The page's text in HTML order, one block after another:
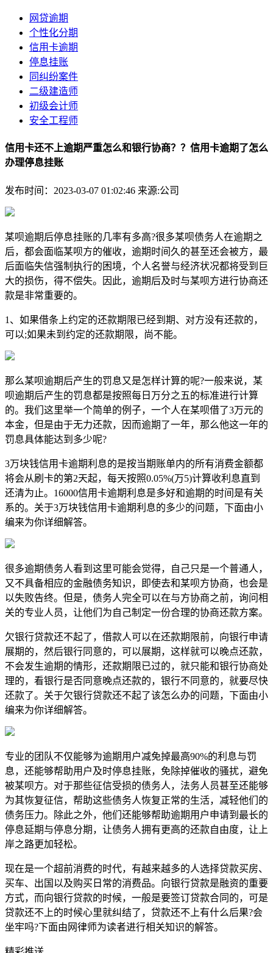
网贷逾期
个性化分期
信用卡逾期
停息挂账
同纠纷案件
二级建造师
初级会计师
安全工程师
信用卡还不上逾期严重怎么和银行协商？？信用卡逾期了怎么
办理停息挂账
发布时间：2023-03-07 01:02:46 来源:公司
某呗逾期后停息挂账的几率有多高?很多某呗债务人在逾期之
后，都会面临某呗方的催收，逾期时间久的甚至还会被方，最
后面临失信强制执行的困境，个人名誉与经济状况都将受到巨
大的损伤，得不偿失。因此，逾期后及时与某呗方进行协商还
款是非常重要的。
1、如果借条上约定的还款期限已经到期、对方没有还款的，
可以;如果未到约定的还款期限，尚不能。
那么某呗逾期后产生的罚息又是怎样计算的呢?一般来说，某
呗逾期后产生的罚息都是按照每日万分之五的标准进行计算
的。我们这里举一个简单的例子，一个人在某呗借了3万元的
本金，但是由于无力还款，因而逾期了一年，那么他这一年的
罚息具体能达到多少呢?
3万块钱信用卡逾期利息的是按当期账单内的所有消费金额都
将会从刷卡的第2天起，每天按照0.05%(万5)计算收利息直到
还清为止。16000信用卡逾期利息是多好和逾期的时间是有关
系的。关于3万块钱信用卡逾期利息的多少的问题，下面由小
编来为你详细解答。
很多逾期债务人看到这里可能会觉得，自己只是一个普通人，
又不具备相应的金融债务知识，即使去和某呗方协商，也会是
以失败告终。但是，债务人完全可以在与方协商之前，询问相
关的专业人员，让他们为自己制定一份合理的协商还款方案。
欠银行贷款还不起了，借款人可以在还款期限前，向银行申请
展期的，然后银行同意的，可以展期，这样就可以晚点还款，
不会发生逾期的情形，还款期限已过的，就只能和银行协商处
理的，看银行是否同意晚点还款的，银行不同意的，就要尽快
还款了。关于欠银行贷款还不起了该怎么办的问题，下面由小
编来为你详细解答。
专业的团队不仅能够为逾期用户减免掉最高90%的利息与罚
息，还能够帮助用户及时停息挂账，免除掉催收的骚扰，避免
被某呗方。对于那些征信受损的债务人，法务人员甚至还能够
为其恢复征信，帮助这些债务人恢复正常的生活，减轻他们的
债务压力。除此之外，他们还能够帮助逾期用户申请到最长的
停息延期与停息分期，让债务人拥有更高的还款自由度，让上
岸之路更加轻松。
​现在是一个超前消费的时代，有越来越多的人选择贷款买房、
买车、出国以及购买日常的消费品。向银行贷款是融资的重要
方式，而向银行贷款的时候，一般是要签订贷款合同的，可是
贷款还不上的时候心里就纠结了，贷款还不上有什么后果?会
坐牢吗?下面由网律师为读者进行相关知识的解答。